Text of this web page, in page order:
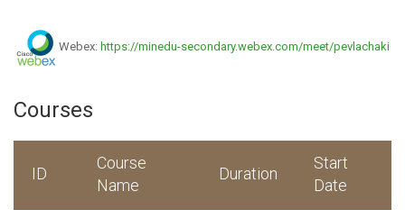
Webex: https://minedu-secondary.webex.com/meet/pevlachaki
Courses
ID
Course
Name
Duration
Start
Date